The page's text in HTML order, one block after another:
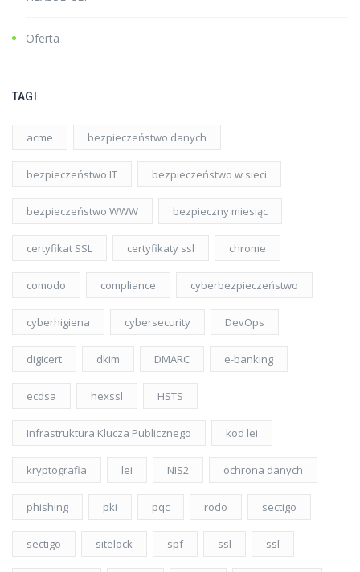
Oferta
TAGI
acme bezpieczeństwo danych
bezpieczeństwo IT bezpieczeństwo w sieci
bezpieczeństwo WWW bezpieczny miesiąc
certyfikat SSL certyfikaty ssl chrome
comodo compliance cyberbezpieczeństwo
cyberhigiena cybersecurity DevOps
digicert dkim DMARC e-banking
ecdsa hexssl HSTS
Infrastruktura Klucza Publicznego kod lei
kryptografia lei NIS2 ochrona danych
phishing pki pqc rodo sectigo
sectigo sitelock spf ssl ssl